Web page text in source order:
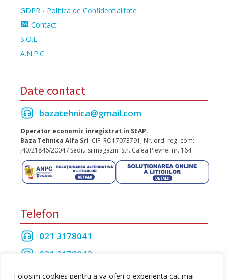
Folosim cookies pentru a va oferi o experienta cat mai
GDPR - Politica de Confidentialitate
Contact
S.O.L.
A.N.P.C
Date contact
bazatehnica@gmail.com
Operator economic inregistrat in SEAP.
Baza Tehnica Alfa Srl CIF: RO17073791; Nr. ord. reg. com:
J40/21846/2004 / Sediu si magazin: Str. Calea Plevnei nr. 164
Telefon
021 3178041
021 3178042
021 3175208